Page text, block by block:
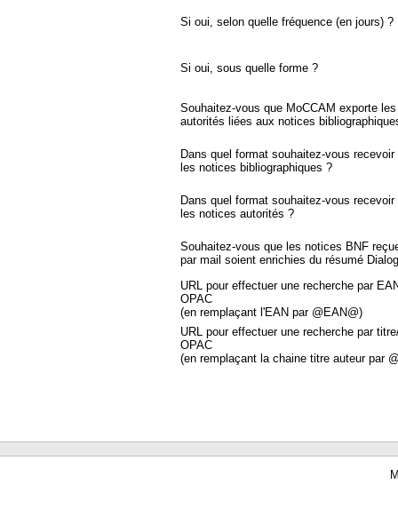
Si oui, selon quelle fréquence (en jours) ?
Si oui, sous quelle forme ?
Souhaitez-vous que MoCCAM exporte
autorités liées aux notices
Dans quel format souhaitez-vous recevoir
les notices bibliographiques ?
Dans quel format souhaitez-vous recevoir
les notices autorités ?
Souhaitez-vous que les notices BNF
par mail soient enrichies du résumé
URL pour effectuer une recherche par
OPAC
(en remplaçant l'EAN par @EAN@)
URL pour effectuer une recherche par
OPAC
(en remplaçant la chaine titre auteur par